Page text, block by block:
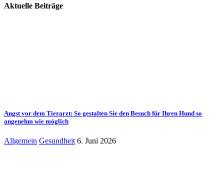
Aktuelle Beiträge
Angst vor dem Tierarzt: So gestalten Sie den Besuch für Ihren Hund so
angenehm wie möglich
Allgemein Gesundheit 6. Juni 2026